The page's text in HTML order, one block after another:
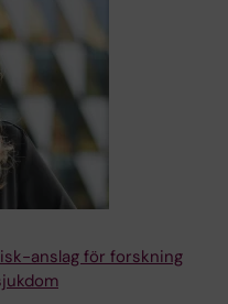
anslag för forskning